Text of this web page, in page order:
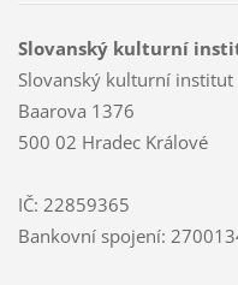
Slovanský kulturní
Slovanský kulturní institut
Baarova 1376
500 02 Hradec Králové
IČ: 22859365
Bankovní spojení: